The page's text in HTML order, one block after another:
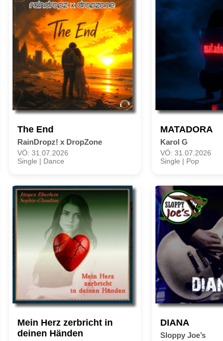
The End
RainDropz! x DropZone
VÖ: 31.07.2026
Single | Dance
MATADORA
Karol G
VÖ: 31.07.2026
Single | Pop
Mein Herz zerbricht in
deinen Händen
DIANA
Sloppy Joe’s